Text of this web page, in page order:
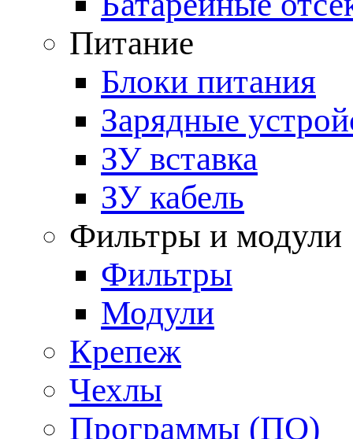
Питание
Блоки питания
Зарядные
ЗУ вставка
ЗУ кабель
Фильтры и модули
Фильтры
Модули
Крепеж
Чехлы
Программы (ПО)